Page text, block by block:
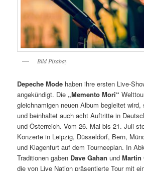
Bild Pixabay
Depeche Mode haben ihre ersten Live-
angekündigt. Die „Memento Mori“
gleichnamigen neuen Album begleitet
und beinhaltet auch acht Auftritte in
und Österreich. Vom 26. Mai bis 21. Juli
Konzerte in Leipzig, Düsseldorf, Bern,
und Klagenfurt auf dem Tourneeplan. In
Traditionen gaben Dave Gahan und Martin
die von Live Nation präsentierte Tour mit